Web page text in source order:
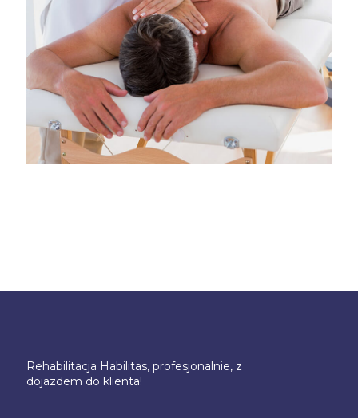
Rehabilitacja Habilitas, profesjonalnie, z
dojazdem do klienta!